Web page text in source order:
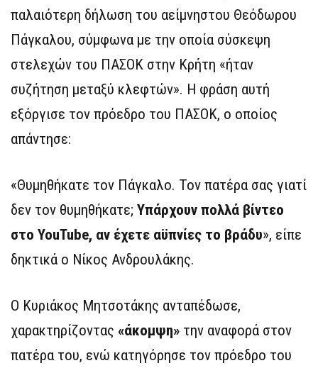
παλαιότερη δήλωση του αείμνηστου Θεόδωρου
Πάγκαλου, σύμφωνα με την οποία σύσκεψη
στελεχών του ΠΑΣΟΚ στην Κρήτη «ήταν
συζήτηση μεταξύ κλεφτών». Η φράση αυτή
εξόργισε τον πρόεδρο του ΠΑΣΟΚ, ο οποίος
απάντησε:
«Θυμηθήκατε τον Πάγκαλο. Τον πατέρα σας γιατί
δεν τον θυμηθήκατε; Υπάρχουν πολλά βίντεο
στο YouTube, αν έχετε αϋπνίες το βράδυ», είπε
δηκτικά ο Νίκος Ανδρουλάκης.
Ο Κυριάκος Μητσοτάκης ανταπέδωσε,
χαρακτηρίζοντας «άκομψη» την αναφορά στον
πατέρα του, ενώ κατηγόρησε τον πρόεδρο του